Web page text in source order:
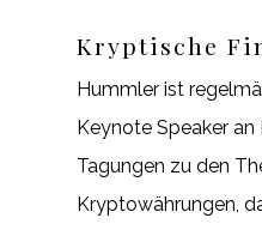
Kryptische
Hummler ist
Keynote Speaker
Tagungen zu den
Kryptowährungen,